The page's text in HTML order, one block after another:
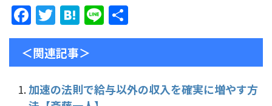
F
a
c
e
b
T
w
itt
er
H
at
e
n
a
Li
n 有
＜関連記事＞
加速の法則で給与以外の収入を確実に増やす方